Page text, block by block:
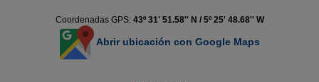
Coordenadas GPS: 43º 31' 51.58'' N / 5º 25' 48.68'' W
Abrir ubicación con Google Maps